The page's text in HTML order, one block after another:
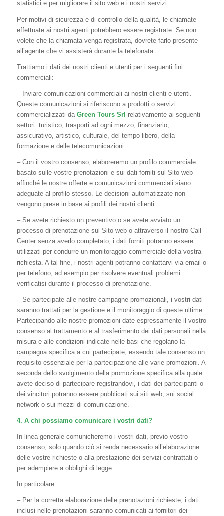
statistici e per migliorare il sito web e i nostri servizi.
Per motivi di sicurezza e di controllo della qualità, le chiamate
effettuate ai nostri agenti potrebbero essere registrate. Se non
volete che la chiamata venga registrata, dovrete farlo presente
all’agente che vi assisterà durante la telefonata.
Trattiamo i dati dei nostri clienti e utenti per i seguenti fini
commerciali:
– Inviare comunicazioni commerciali ai nostri clienti e utenti.
Queste comunicazioni si riferiscono a prodotti o servizi
commercializzati da Green Tours Srl relativamente ai seguenti
settori: turistico, trasporti ad ogni mezzo, finanziario,
assicurativo, artistico, culturale, del tempo libero, della
formazione e delle telecomunicazioni.
– Con il vostro consenso, elaboreremo un profilo commerciale
basato sulle vostre prenotazioni e sui dati forniti sul Sito web
affinché le nostre offerte e comunicazioni commerciali siano
adeguate al profilo stesso. Le decisioni automatizzate non
vengono prese in base ai profili dei nostri clienti.
– Se avete richiesto un preventivo o se avete avviato un
processo di prenotazione sul Sito web o attraverso il nostro Call
Center senza averlo completato, i dati forniti potranno essere
utilizzati per condurre un monitoraggio commerciale della vostra
richiesta. A tal fine, i nostri agenti potranno contattarvi via email o
per telefono, ad esempio per risolvere eventuali problemi
verificatisi durante il processo di prenotazione.
– Se partecipate alle nostre campagne promozionali, i vostri dati
saranno trattati per la gestione e il monitoraggio di queste ultime.
Partecipando alle nostre promozioni date espressamente il vostro
consenso al trattamento e al trasferimento dei dati personali nella
misura e alle condizioni indicate nelle basi che regolano la
campagna specifica a cui partecipate, essendo tale consenso un
requisito essenziale per la partecipazione alle varie promozioni. A
seconda dello svolgimento della promozione specifica alla quale
avete deciso di partecipare registrandovi, i dati dei partecipanti o
dei vincitori potranno essere pubblicati sui siti web, sui social
network o sui mezzi di comunicazione.
4. A chi possiamo comunicare i vostri dati?
In linea generale comunicheremo i vostri dati, previo vostro
consenso, solo quando ciò si renda necessario all’elaborazione
delle vostre richieste o alla prestazione dei servizi contrattati o
per adempiere a obblighi di legge.
In particolare:
– Per la corretta elaborazione delle prenotazioni richieste, i dati
inclusi nelle prenotazioni saranno comunicati ai fornitori dei